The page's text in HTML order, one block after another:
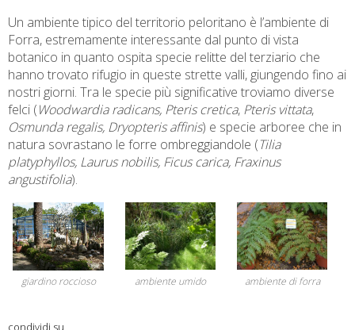
Un ambiente tipico del territorio peloritano è l’ambiente di
Forra, estremamente interessante dal punto di vista
botanico in quanto ospita specie relitte del terziario che
hanno trovato rifugio in queste strette valli, giungendo fino ai
nostri giorni. Tra le specie più significative troviamo diverse
felci (Woodwardia radicans, Pteris cretica, Pteris vittata,
Osmunda regalis, Dryopteris affinis) e specie arboree che in
natura sovrastano le forre ombreggiandole (Tilia
platyphyllos, Laurus nobilis, Ficus carica, Fraxinus
angustifolia).
giardino roccioso ambiente umido ambiente di forra
condividi su